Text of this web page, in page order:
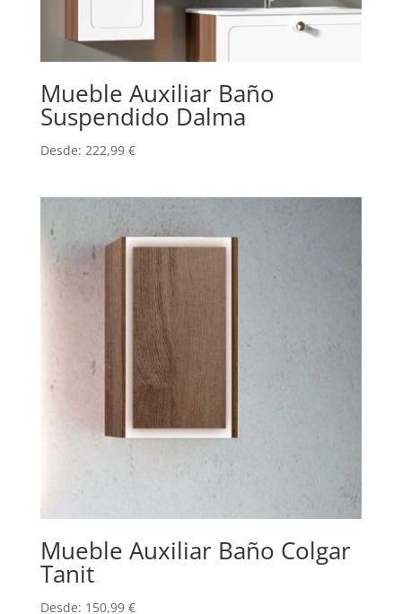
Mueble Auxiliar Baño
Suspendido Dalma
Desde: 222,99 €
Mueble Auxiliar Baño Colgar
Tanit
Desde: 150,99 €